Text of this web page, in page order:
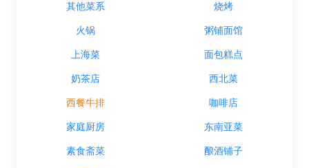
其他菜系 烧烤
火锅 粥铺面馆
上海菜 面包糕点
奶茶店 西北菜
西餐牛排 咖啡店
家庭厨房 东南亚菜
素食斋菜 酿酒铺子